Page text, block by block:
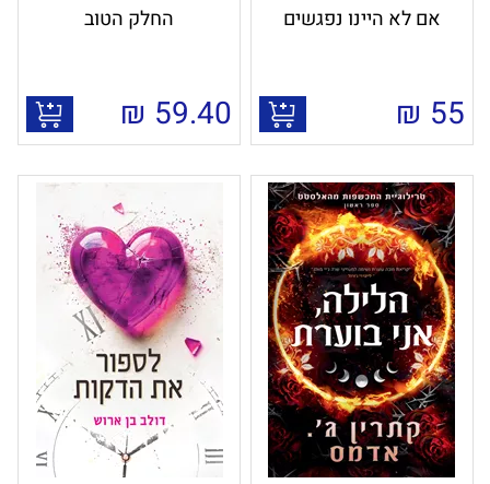
אם לא היינו נפגשים
55
₪
החלק הטוב
59.40
₪